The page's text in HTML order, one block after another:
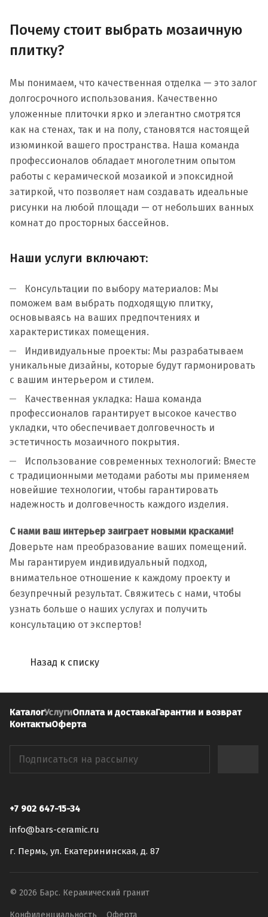
Почему стоит выбрать мозаичную
плитку?
Мы понимаем, что качественная отделка — это залог
долгосрочного использования. Качественно
уложенные плиточки ярко и элегантно смотрятся
как на стенах, так и на полу, становятся настоящей
изюминкой вашего пространства. Наша команда
профессионалов обладает многолетним опытом
работы с керамической мозаикой и эпоксидной
затиркой, что позволяет нам создавать идеальные
рисунки на любой площади — от небольших ванных
комнат до просторных бассейнов.
Наши услуги включают:
Консультации по выбору материалов: Мы
поможем вам выбрать подходящую плитку,
основываясь на ваших предпочтениях и
характеристиках помещения.
Индивидуальные проекты: Мы разрабатываем
уникальные дизайны, которые будут гармонировать
с вашим интерьером и стилем.
Качественная укладка: Наша команда
профессионалов гарантирует высокое качество
укладки, что обеспечивает долговечность и
эстетичность мозаичного покрытия.
Использование современных технологий: Вместе
с традиционными методами работы мы применяем
новейшие технологии, чтобы гарантировать
надежность и долговечность каждого изделия.
С нами ваш интерьер заиграет новыми красками!
Доверьте нам преобразование ваших помещений.
Мы гарантируем индивидуальный подход,
внимательное отношение к каждому проекту и
безупречный результат. Свяжитесь с нами, чтобы
узнать больше о наших услугах и получить
консультацию от экспертов!
Назад к списку
КаталогУслугиОплата и доставкаГарантия и возврат
КонтактыОферта
+7 902 647-15-34
info@bars-ceramic.ru
г. Пермь, ул. Екатерининская, д. 87
© 2026 Барс. Керамический гранит
Конфиденциальность Оферта